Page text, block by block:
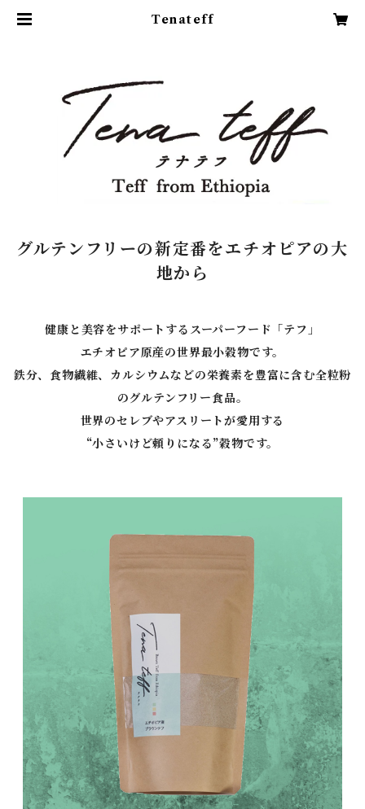
Tenateff
グルテンフリーの新定番をエチオピアの大
地から
健康と美容をサポートするスーパーフード「テフ」
エチオピア原産の世界最小穀物です。
鉄分、食物繊維、カルシウムなどの栄養素を豊富に含む全粒粉
のグルテンフリー食品。
世界のセレブやアスリートが愛用する
“小さいけど頼りになる”穀物です。